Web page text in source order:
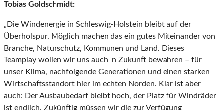
Tobias Goldschmidt:
„Die Windenergie in Schleswig-Holstein bleibt auf der
Überholspur. Möglich machen das ein gutes Miteinander von
Branche, Naturschutz, Kommunen und Land. Dieses
Teamplay wollen wir uns auch in Zukunft bewahren – für
unser Klima, nachfolgende Generationen und einen starken
Wirtschaftsstandort hier im echten Norden. Klar ist aber
auch: Der Ausbaubedarf bleibt hoch, der Platz für Windräder
ist endlich. Zukünftig müssen wir die zur Verfügung